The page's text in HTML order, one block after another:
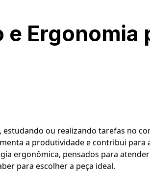
Ergonomia
ou realizando tarefas no
a produtividade e contribui para
ergonômica, pensados para
para escolher a peça ideal.